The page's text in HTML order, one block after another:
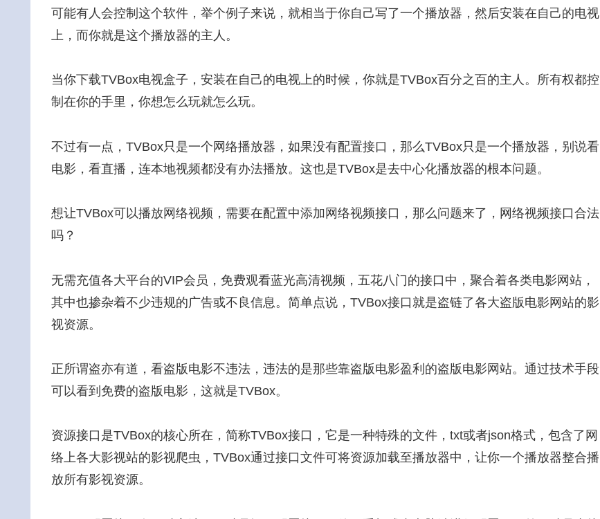
可能有人会控制这个软件，举个例子来说，就相当于你自己写了一个播放器，然后安装在自己的电视
上，而你就是这个播放器的主人。
当你下载TVBox电视盒子，安装在自己的电视上的时候，你就是TVBox百分之百的主人。所有权都控
制在你的手里，你想怎么玩就怎么玩。
不过有一点，TVBox只是一个网络播放器，如果没有配置接口，那么TVBox只是一个播放器，别说看
电影，看直播，连本地视频都没有办法播放。这也是TVBox是去中心化播放器的根本问题。
想让TVBox可以播放网络视频，需要在配置中添加网络视频接口，那么问题来了，网络视频接口合法
吗？
无需充值各大平台的VIP会员，免费观看蓝光高清视频，五花八门的接口中，聚合着各类电影网站，
其中也掺杂着不少违规的广告或不良信息。简单点说，TVBox接口就是盗链了各大盗版电影网站的影
视资源。
正所谓盗亦有道，看盗版电影不违法，违法的是那些靠盗版电影盈利的盗版电影网站。通过技术手段
可以看到免费的盗版电影，这就是TVBox。
资源接口是TVBox的核心所在，简称TVBox接口，它是一种特殊的文件，txt或者json格式，包含了网
络上各大影视站的影视爬虫，TVBox通过接口文件可将资源加载至播放器中，让你一个播放器整合播
放所有影视资源。